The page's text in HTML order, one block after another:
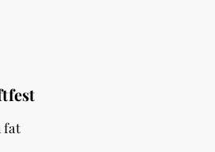
fat